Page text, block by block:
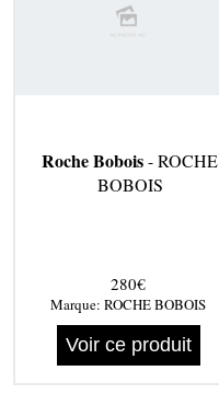
Roche Bobois- ROCHE
BOBOIS
280€
Marque: ROCHE BOBOIS
Voir ce produit